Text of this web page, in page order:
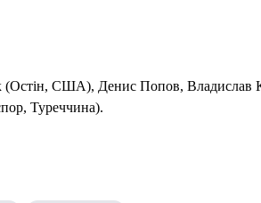
(Остін, США), Денис Попов, Владислав
Туреччина).